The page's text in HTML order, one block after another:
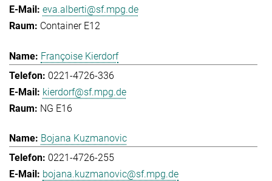
eva.alberti@sf.mpg.de
Container E12
Françoise Kierdorf
0221-4726-336
kierdorf@sf.mpg.de
NG E16
Bojana Kuzmanovic
0221-4726-255
bojana.kuzmanovic@sf.mpg.de